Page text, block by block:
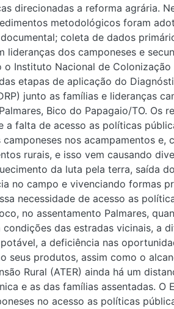
direcionadas a reforma agrária.
metodológicos foram
coleta de dados
lideranças dos camponeses e
o Instituto Nacional de Colonização
etapas de aplicação do
junto as famílias e lideranças
Bico do Papagaio/TO. Os
a falta de acesso as políticas
nos acampamentos e,
rurais, e isso vem causando
da luta pela terra, saída
no campo e vivenciando formas
necessidade de acesso as
no assentamento Palmares,
condições das estradas vicinais, a
a deficiência nas
seus produtos, assim como o
Rural (ATER) ainda há um
e as das famílias assentadas. O
no acesso as políticas